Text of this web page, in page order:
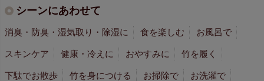
シーンにあわせて
消臭・防臭・湿気取り・除湿に 食を楽しむ お風呂で
スキンケア 健康・冷えに おやすみに 竹を履く
下駄でお散歩 竹を身につける お掃除で お洗濯で